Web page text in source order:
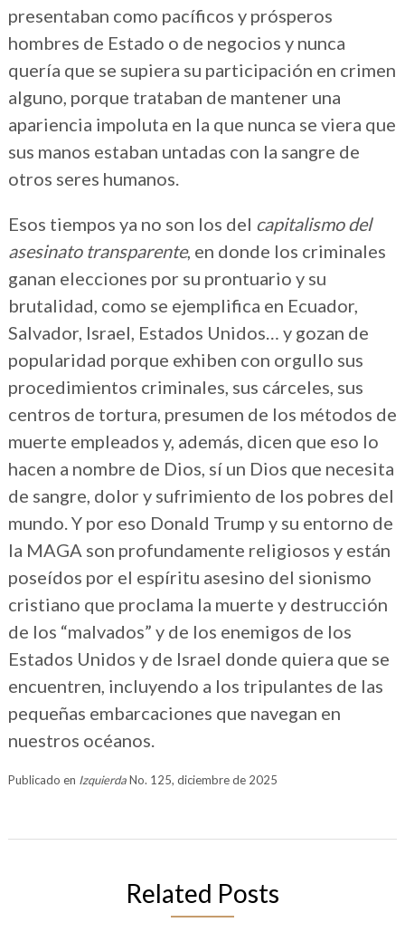
presentaban como pacíficos y prósperos
hombres de Estado o de negocios y nunca
quería que se supiera su participación en crimen
alguno, porque trataban de mantener una
apariencia impoluta en la que nunca se viera que
sus manos estaban untadas con la sangre de
otros seres humanos.
Esos tiempos ya no son los del capitalismo del
asesinato transparente, en donde los criminales
ganan elecciones por su prontuario y su
brutalidad, como se ejemplifica en Ecuador,
Salvador, Israel, Estados Unidos… y gozan de
popularidad porque exhiben con orgullo sus
procedimientos criminales, sus cárceles, sus
centros de tortura, presumen de los métodos de
muerte empleados y, además, dicen que eso lo
hacen a nombre de Dios, sí un Dios que necesita
de sangre, dolor y sufrimiento de los pobres del
mundo. Y por eso Donald Trump y su entorno de
la MAGA son profundamente religiosos y están
poseídos por el espíritu asesino del sionismo
cristiano que proclama la muerte y destrucción
de los “malvados” y de los enemigos de los
Estados Unidos y de Israel donde quiera que se
encuentren, incluyendo a los tripulantes de las
pequeñas embarcaciones que navegan en
nuestros océanos.
Publicado en IzquierdaNo. 125, diciembre de 2025
Related Posts